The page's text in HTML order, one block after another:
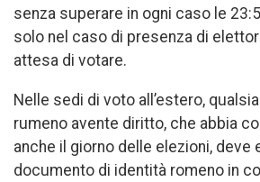
senza superare in ogni caso le
solo nel caso di presenza di
attesa di votare.
Nelle sedi di voto all’estero,
rumeno avente diritto, che abbia
anche il giorno delle elezioni, deve
documento di identità romeno in